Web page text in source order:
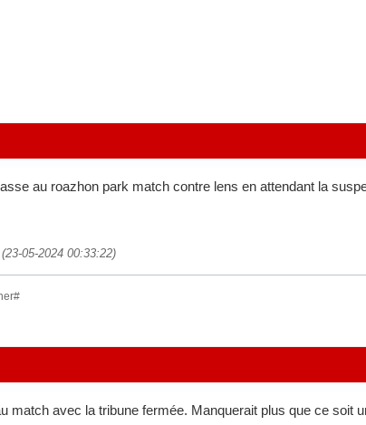
au roazhon park match contre lens en attendant la
05-2024 00:33:22)
match avec la tribune fermée. Manquerait plus que ce soit